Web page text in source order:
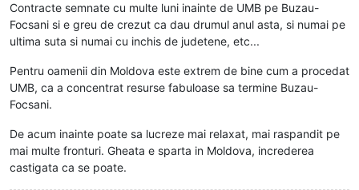
Contracte semnate cu multe luni inainte de UMB pe Buzau-
Focsani si e greu de crezut ca dau drumul anul asta, si numai pe
ultima suta si numai cu inchis de judetene, etc...
Pentru oamenii din Moldova este extrem de bine cum a procedat
UMB, ca a concentrat resurse fabuloase sa termine Buzau-
Focsani.
De acum inainte poate sa lucreze mai relaxat, mai raspandit pe
mai multe fronturi. Gheata e sparta in Moldova, increderea
castigata ca se poate.